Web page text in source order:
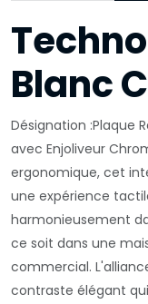
Blanc
Désignation :Plaque
avec Enjoliveur
ergonomique, cet
une expérience
harmonieusement
ce soit dans une
commercial.
contraste élégant